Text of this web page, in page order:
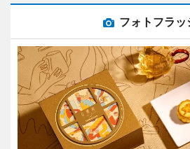
フォトフラッ